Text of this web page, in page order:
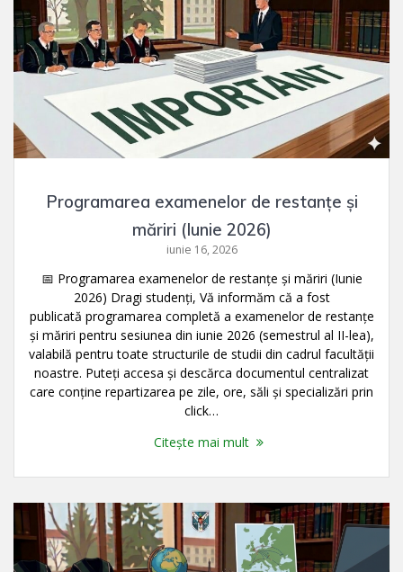
Programarea examenelor de restanțe și
măriri (Iunie 2026)
iunie 16, 2026
📅 Programarea examenelor de restanțe și măriri (Iunie
2026) Dragi studenți, Vă informăm că a fost
publicată programarea completă a examenelor de restanțe
și măriri pentru sesiunea din iunie 2026 (semestrul al II-lea),
valabilă pentru toate structurile de studii din cadrul facultății
noastre. Puteți accesa și descărca documentul centralizat
care conține repartizarea pe zile, ore, săli și specializări prin
click…
Citește mai mult